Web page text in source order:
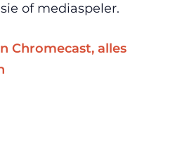
of mediaspeler.
Chromecast, alles